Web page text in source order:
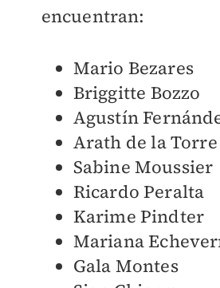
encuentran:
Mario Bezares
Briggitte Bozzo
Agustín
Arath de la Torre
Sabine Moussier
Ricardo Peralta
Karime Pindter
Mariana
Gala Montes